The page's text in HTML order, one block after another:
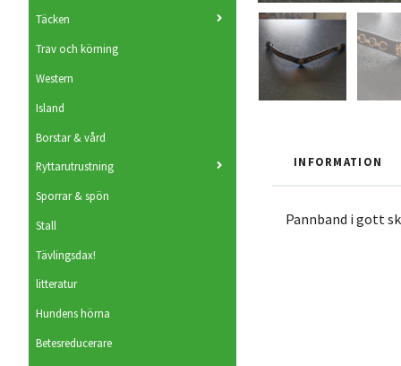
Täcken
Trav och körning
Western
Island
Borstar & vård
Ryttarutrustning
Sporrar & spön
Stall
Tävlingsdax!
litteratur
Hundens hörna
Betesreducerare
INFORMATION
Pannband i gott